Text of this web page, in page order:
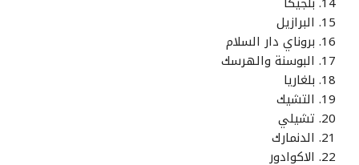
البرازيل
بروناي دار السلام
البوسنة والهرسك
بلغاريا
التشيك
تشيلي
الدنمارك
الاكوادور